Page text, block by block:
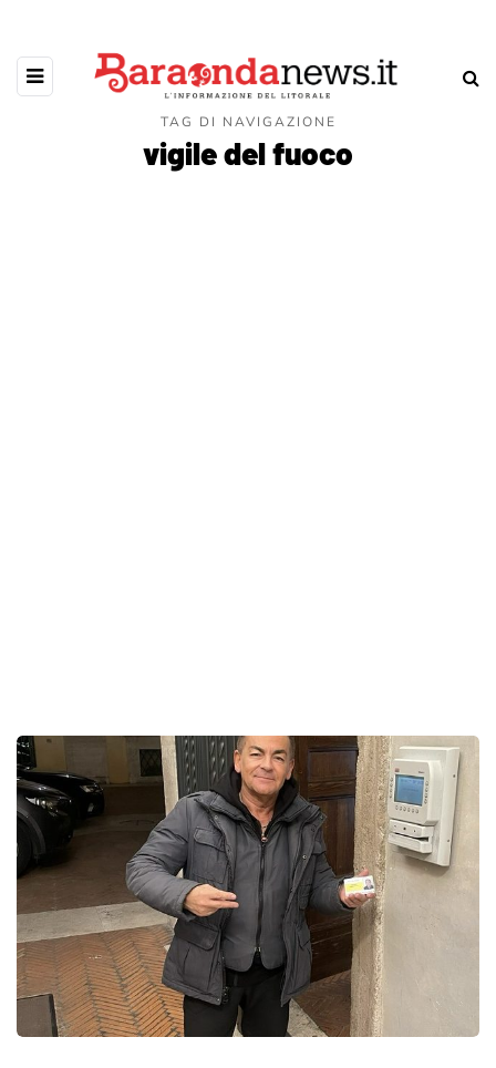
TAG DI NAVIGAZIONE
vigile del fuoco